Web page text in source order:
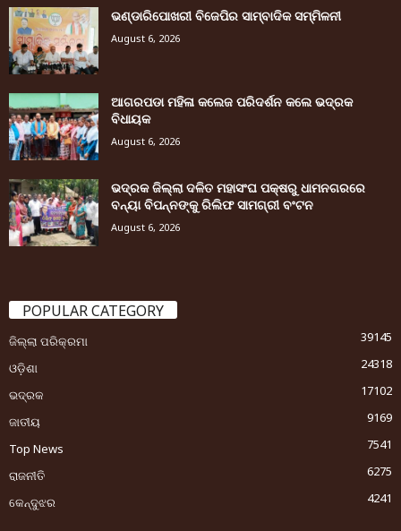
ଭଣ୍ଡାରିପୋଖରୀ ବିଜେପିର ସାମ୍ବାଦିକ ସମ୍ମିଳନୀ
August 6, 2026
ଆଗରପଡା ମହିଳା କଲେଜ ପରିଦର୍ଶନ କଲେ ଭଦ୍ରକ
ବିଧାୟକ
August 6, 2026
ଭଦ୍ରକ ଜିଲ୍ଲା ଦଳିତ ମହାସଂଘ ପକ୍ଷରୁ ଧାମନଗରରେ
ବନ୍ୟା ବିପନ୍ନଙ୍କୁ ରିଲିଫ ସାମଗ୍ରୀ ବଂଟନ
August 6, 2026
POPULAR CATEGORY
ଜିଲ୍ଲା ପରିକ୍ରମା
39145
ଓଡ଼ିଶା
24318
ଭଦ୍ରକ
17102
ଜାତୀୟ
9169
Top News
7541
ରାଜନୀତି
6275
କେନ୍ଦୁଝର
4241